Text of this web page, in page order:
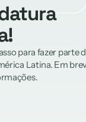
para fazer parte
Latina. Em